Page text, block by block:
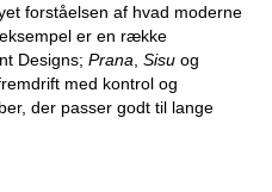
forståelsen af hvad moderne
er en række
Designs; Prana Sisu og
med kontrol og
der passer godt til lange